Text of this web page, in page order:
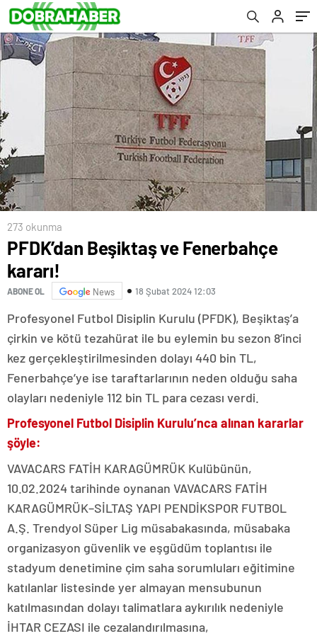
273 okunma
PFDK’dan Beşiktaş ve Fenerbahçe
kararı!
ABONE OL News 18 Şubat 2024 12:03
Profesyonel Futbol Disiplin Kurulu (PFDK), Beşiktaş’a
çirkin ve kötü tezahürat ile bu eylemin bu sezon 8’inci
kez gerçekleştirilmesinden dolayı 440 bin TL,
Fenerbahçe’ye ise taraftarlarının neden olduğu saha
olayları nedeniyle 112 bin TL para cezası verdi.
Profesyonel Futbol Disiplin Kurulu’nca alınan kararlar
şöyle:
VAVACARS FATİH KARAGÜMRÜK Kulübünün,
10.02.2024 tarihinde oynanan VAVACARS FATİH
KARAGÜMRÜK–SİLTAŞ YAPI PENDİKSPOR FUTBOL
A.Ş. Trendyol Süper Lig müsabakasında, müsabaka
organizasyon güvenlik ve eşgüdüm toplantısı ile
stadyum denetimine çim saha sorumluları eğitimine
katılanlar listesinde yer almayan mensubunun
katılmasından dolayı talimatlara aykırılık nedeniyle
İHTAR CEZASI ile cezalandırılmasına,